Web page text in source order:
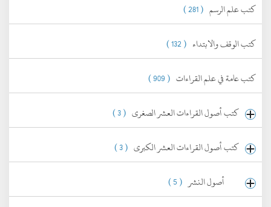
كتب علم الرسم ( 281 )
كتب الوقف والابتداء ( 132 )
كتب عامة في علم القراءات ( 909 )
كتب أصول القراءات العشر الصغرى ( 3 )
كتب أصول القراءات العشر الكبرى ( 3 )
أصول النشر ( 5 )